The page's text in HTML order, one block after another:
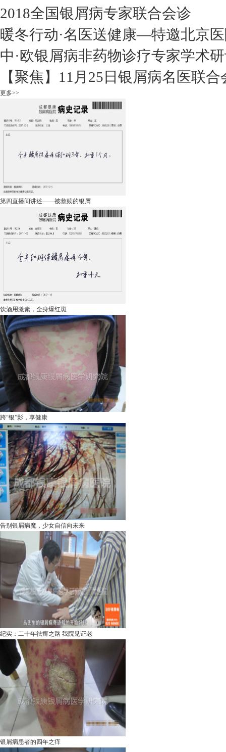
2018全国银屑病专家联合会诊
暖冬行动·名医送健康—特邀北京
中·欧银屑病非药物诊疗专家学术
【聚焦】11月25日银屑病名医联合
更多>>
第四直播间讲述——被救赎的银屑
饮酒用激素，全身爆红斑
跨“银”影，享健康
告别银屑病魔，少女自信向未来
纪实：二十年祛癣之路 我院见证老
银屑病患者的四年之痒